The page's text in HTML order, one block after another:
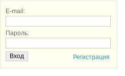
E-mail:
Пароль:
Регистрация